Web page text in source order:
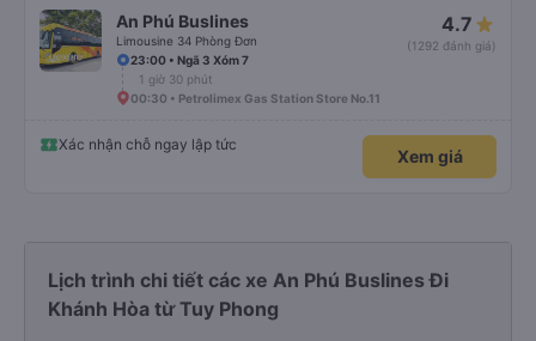
An Phú Buslines
Limousine 34 Phòng Đơn
4.7
(1292 đánh giá)
23:00 • Ngã 3 Xóm 7
1 giờ 30 phút
00:30 • Petrolimex Gas Station Store No.11
Xác nhận chỗ ngay lập tức
Xem giá
Lịch trình chi tiết các xe An Phú Buslines Đi
Khánh Hòa từ Tuy Phong